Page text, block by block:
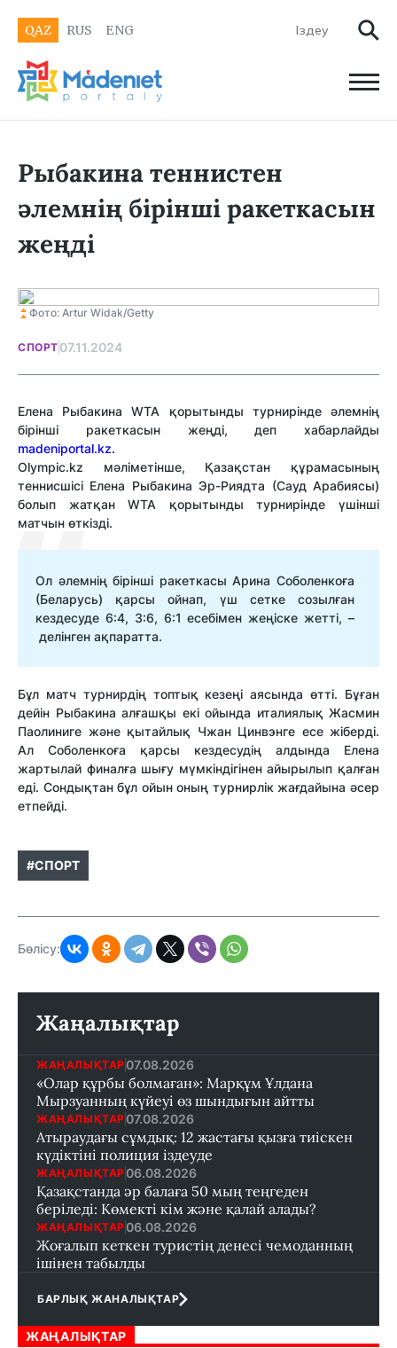
QAZ RUS ENG
Рыбакина теннистен
әлемнің бірінші ракеткасын
жеңді
Фото: Artur Widak/Getty
СПОРТ 07.11.2024
Елена Рыбакина WTA қорытынды турнирінде әлемнің
бірінші ракеткасын жеңді, деп хабарлайды
madeniportal.kz.
Olympic.kz мәліметінше, Қазақстан құрамасының
теннисшісі Елена Рыбакина Эр-Риядта (Сауд Арабиясы)
болып жатқан WTA қорытынды турнирінде үшінші
матчын өткізді.
Ол әлемнің бірінші ракеткасы Арина Соболенкоға
(Беларусь) қарсы ойнап, үш сетке созылған
кездесуде 6:4, 3:6, 6:1 есебімен жеңіске жетті, –
делінген ақпаратта.
Бұл матч турнирдің топтық кезеңі аясында өтті. Бұған
дейін Рыбакина алғашқы екі ойында италиялық Жасмин
Паолиниге және қытайлық Чжан Цинвэнге есе жіберді.
Ал Соболенкоға қарсы кездесудің алдында Елена
жартылай финалға шығу мүмкіндігінен айырылып қалған
еді. Сондықтан бұл ойын оның турнирлік жағдайына әсер
етпейді.
#СПОРТ
Бөлісу:
Жаңалықтар
ЖАҢАЛЫҚТАР 07.08.2026
«Олар құрбы болмаған»: Марқұм Ұлдана
Мырзуанның күйеуі өз шындығын айтты
ЖАҢАЛЫҚТАР 07.08.2026
Атыраудағы сұмдық: 12 жастағы қызға тиіскен
күдіктіні полиция іздеуде
ЖАҢАЛЫҚТАР 06.08.2026
Қазақстанда әр балаға 50 мың теңгеден
беріледі: Көмекті кім және қалай алады?
ЖАҢАЛЫҚТАР 06.08.2026
Жоғалып кеткен туристің денесі чемоданның
ішінен табылды
БАРЛЫҚ ЖАНАЛЫҚТАР
ЖАҢАЛЫҚТАР